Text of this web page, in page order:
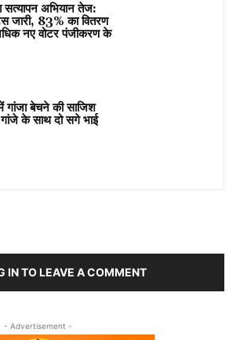
सत्यापन अभियान तेज:
जारी, 83% का वितरण
नए वोटर पंजीकरण के
गांजा बेचने की साजिश
के साथ दो सगे भाई
IN TO LEAVE A COMMENT
- Advertisement -